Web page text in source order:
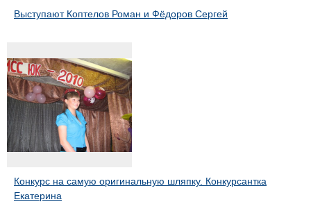
Выступают Коптелов Роман и Фёдоров Сергей
Конкурс на самую оригинальную шляпку. Конкурсантка
Екатерина